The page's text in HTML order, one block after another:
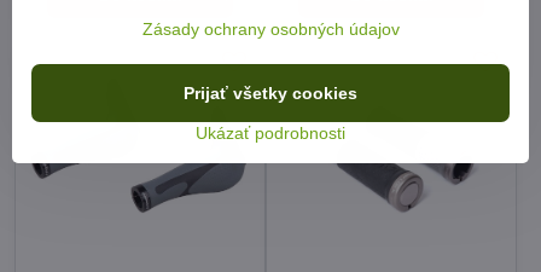
Zásady ochrany osobných údajov
Ukázať podrobnosti
Prijať všetky cookies